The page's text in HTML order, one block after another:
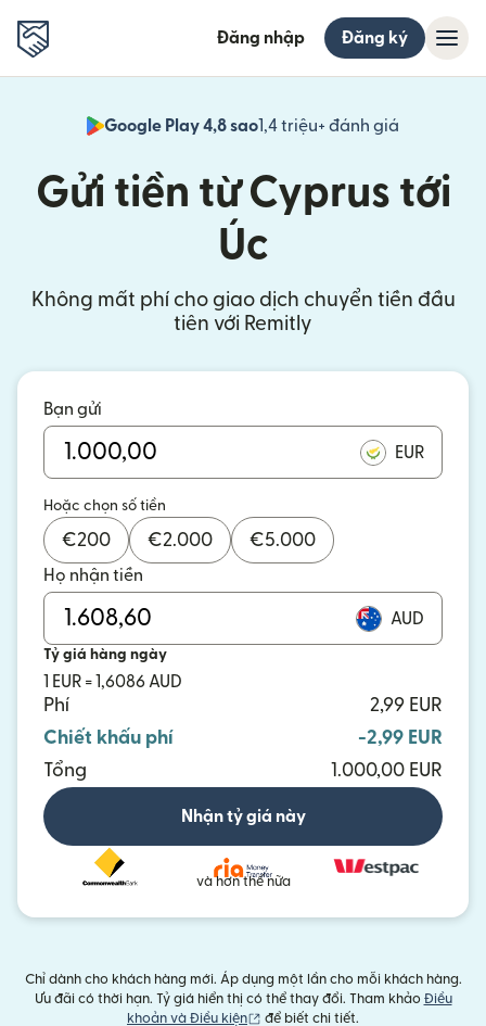
Đăng nhập Đăng ký
Google Play 4,8 sao1,4 triệu+ đánh giá
Gửi tiền từ Cyprus tới
Úc
Không mất phí cho giao dịch chuyển tiền đầu
tiên với Remitly
Bạn gửi
EUR
Hoặc chọn số tiền
€200 €2.000 €5.000
Họ nhận tiền
AUD
Tỷ giá hàng ngày
1 EUR = 1,6086 AUD
Phí
2,99 EUR
Chiết khấu phí
-2,99 EUR
Tổng
1.000,00 EUR
Nhận tỷ giá này
và hơn thế nữa
Chỉ dành cho khách hàng mới. Áp dụng một lần cho mỗi khách hàng.
Ưu đãi có thời hạn. Tỷ giá hiển thị có thể thay đổi. Tham khảo Điều
khoản và Điều kiện
(mở trong cửa sổ mới)
để biết chi tiết.